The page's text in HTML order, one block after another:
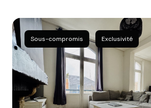
VENDU
HONORAIRES
Sous-compromis Exclusivité